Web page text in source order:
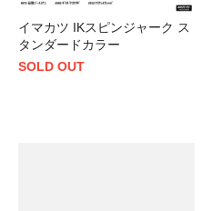
イマカツ IKスピンジャーク ス
タンダードカラー
SOLD OUT